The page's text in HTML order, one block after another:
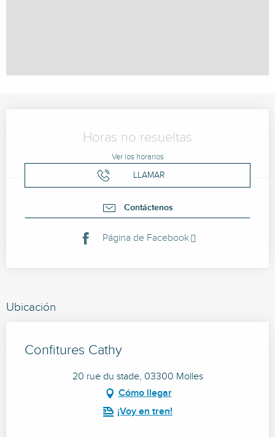
Horas no resueltas
Ver los horarios
LLAMAR
Contáctenos
Página de Facebook
Ubicación
Confitures Cathy
20 rue du stade, 03300 Molles
Cómo llegar
¡Voy en tren!